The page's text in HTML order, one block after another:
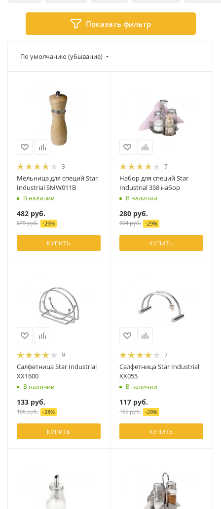
Показать фильтр
По умолчанию (убывание)
3
Мельница для специй Star
Industrial SMW011B
В наличии
482 руб.
679руб. -29%
КУПИТЬ
7
Набор для специй Star
Industrial 358 набор
В наличии
280 руб.
394руб. -29%
КУПИТЬ
9
Салфетница Star Industrial
XX1600
В наличии
133 руб.
186руб. -28%
КУПИТЬ
7
Салфетница Star Industrial
XX055
В наличии
117 руб.
165руб. -29%
КУПИТЬ